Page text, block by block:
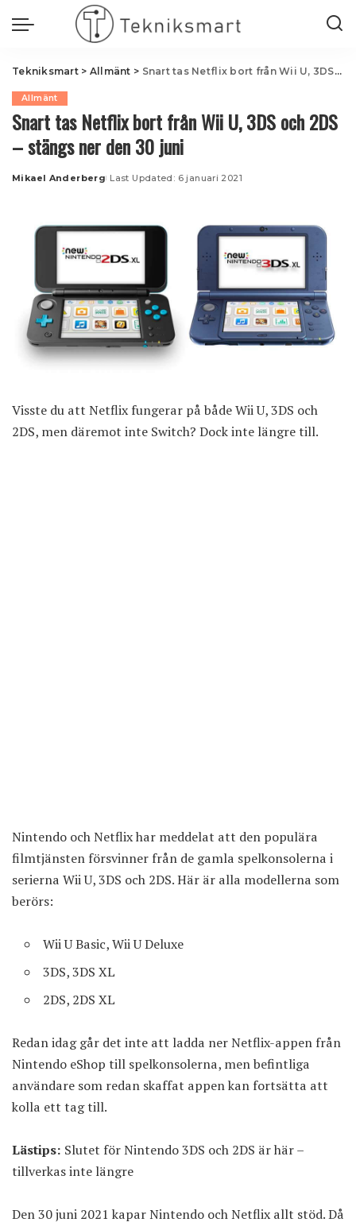
Tekniksmart> Allmänt > Snart tas Netflix bort från Wii U, 3DS och 2DS – stängs ner den 30 juni
Allmänt
Snart tas Netflix bort från Wii U, 3DS och 2DS
– stängs ner den 30 juni
Posted
Mikael Anderberg Last Updated: 6 januari 2021
Visste du att Netflix fungerar på både Wii U, 3DS och
2DS, men däremot inte Switch? Dock inte längre till.
Nintendo och Netflix har meddelat att den populära
filmtjänsten försvinner från de gamla spelkonsolerna i
serierna Wii U, 3DS och 2DS. Här är alla modellerna som
berörs:
Wii U Basic, Wii U Deluxe
3DS, 3DS XL
2DS, 2DS XL
Redan idag går det inte att ladda ner Netflix-appen från
Nintendo eShop till spelkonsolerna, men befintliga
användare som redan skaffat appen kan fortsätta att
kolla ett tag till.
Lästips: Slutet för Nintendo 3DS och 2DS är här –
tillverkas inte längre
Den 30 juni 2021 kapar Nintendo och Netflix allt stöd. Då